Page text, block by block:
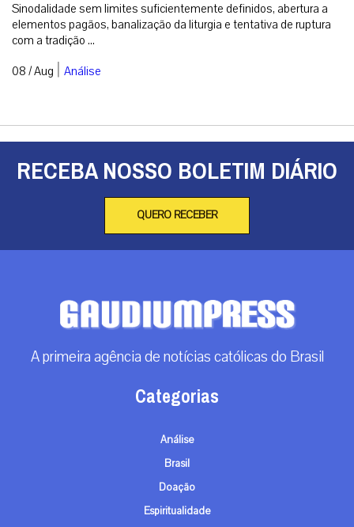
Sinodalidade sem limites suficientemente definidos, abertura a
elementos pagãos, banalização da liturgia e tentativa de ruptura
com a tradição ...
08 / Aug | Análise
RECEBA NOSSO BOLETIM DIÁRIO
QUERO RECEBER
A primeira agência de notícias católicas do Brasil
Categorias
Análise
Brasil
Doação
Espiritualidade